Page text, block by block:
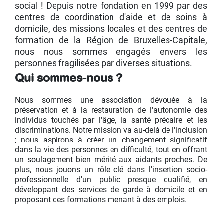
social ! Depuis notre fondation en 1999 par des
centres de coordination d'aide et de soins à
domicile, des missions locales et des centres de
formation de la Région de Bruxelles-Capitale,
nous nous sommes engagés envers les
personnes fragilisées par diverses situations.
Qui sommes-nous ?
Nous sommes une association dévouée à la
préservation et à la restauration de l'autonomie des
individus touchés par l'âge, la santé précaire et les
discriminations. Notre mission va au-delà de l'inclusion
; nous aspirons à créer un changement significatif
dans la vie des personnes en difficulté, tout en offrant
un soulagement bien mérité aux aidants proches. De
plus, nous jouons un rôle clé dans l'insertion socio-
professionnelle d'un public presque qualifié, en
développant des services de garde à domicile et en
proposant des formations menant à des emplois.